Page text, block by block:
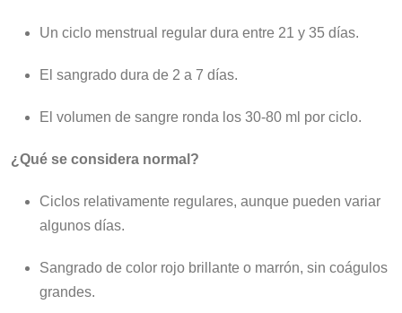
Un ciclo menstrual regular dura entre 21 y 35 días.
El sangrado dura de 2 a 7 días.
El volumen de sangre ronda los 30-80 ml por ciclo.
¿Qué se considera normal?
Ciclos relativamente regulares, aunque pueden variar
algunos días.
Sangrado de color rojo brillante o marrón, sin coágulos
grandes.